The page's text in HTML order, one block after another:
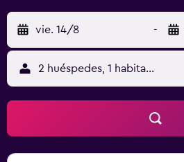
vie. 14/8 -
2 huéspedes, 1 habitación